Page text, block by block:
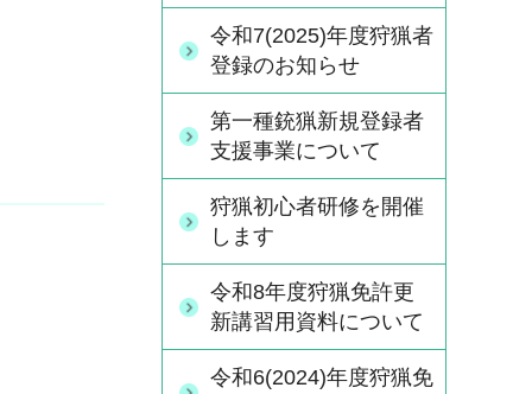
令和7(2025)年度狩猟者
登録のお知らせ
第一種銃猟新規登録者
支援事業について
狩猟初心者研修を開催
します
令和8年度狩猟免許更
新講習用資料について
令和6(2024)年度狩猟免